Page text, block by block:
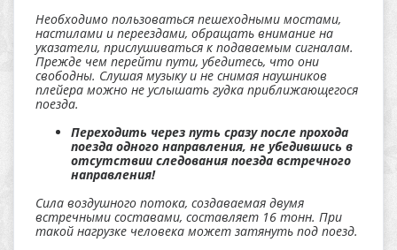
Необходимо пользоваться пешеходными мостами,
настилами и переездами, обращать внимание на
указатели, прислушиваться к подаваемым сигналам.
Прежде чем перейти пути, убедитесь, что они
свободны. Слушая музыку и не снимая наушников
плейера можно не услышать гудка приближающегося
поезда.
Переходить через путь сразу после прохода
поезда одного направления, не убедившись в
отсутствии следования поезда встречного
направления!
Сила воздушного потока, создаваемая двумя
встречными составами, составляет 16 тонн. При
такой нагрузке человека может затянуть под поезд.